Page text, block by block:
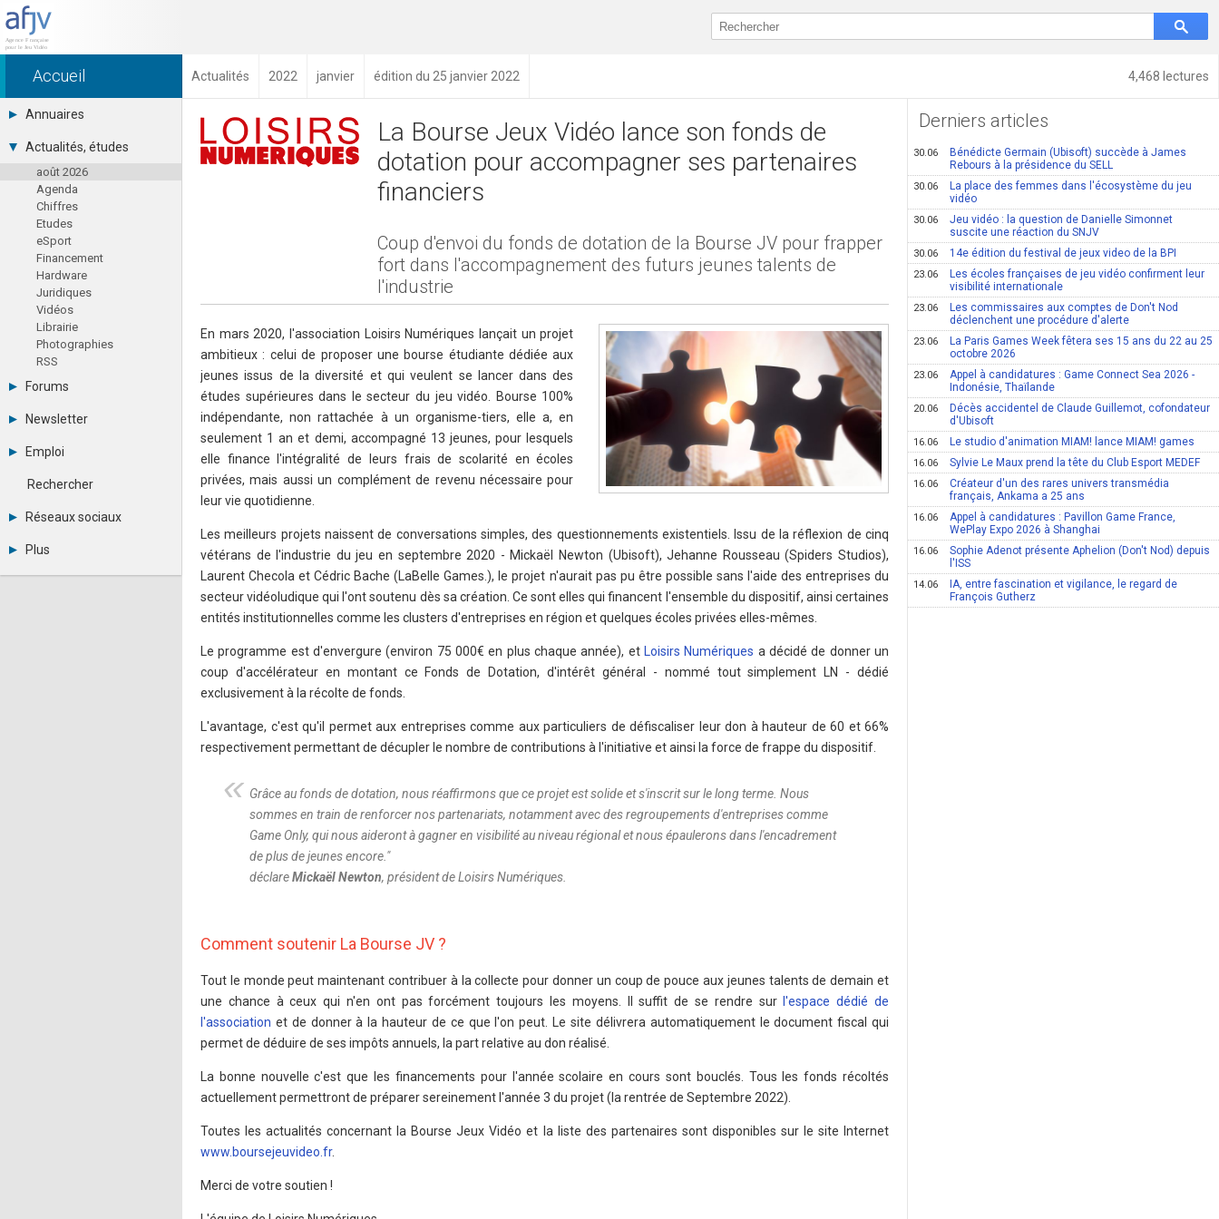
4,468 lectures
Accueil Actualités 2022 janvier édition du 25 janvier 2022
Annuaires
Toutes les sociétés (691)
Studios (418)
Editeurs (49)
Distributeurs (16)
Hard. / Accessoires (10)
Middlewares (15)
Prestataires (99)
Assoc. / Syndicats (21)
Formations / Ecoles (46)
Presse spécialisée (17)
Actualités, études
août 2026
Agenda
Chiffres
Etudes
eSport
Financement
Hardware
Juridiques
Vidéos
Librairie
Photographies
RSS
Forums
Tous les forums
Se connecter
Messages privés
Contacter un modérateur
Newsletter
Archives
Abonnement
Emploi
Consulter les annonces
Observatoire de l'emploi
Rechercher
Réseaux sociaux
LinkedIn
Plus
Annonceurs
La Bourse Jeux Vidéo lance son fonds de
dotation pour accompagner ses partenaires
financiers
Coup d'envoi du fonds de dotation de la Bourse JV pour frapper
fort dans l'accompagnement des futurs jeunes talents de
l'industrie
En mars 2020, l'association Loisirs Numériques lançait un projet
ambitieux : celui de proposer une bourse étudiante dédiée aux
jeunes issus de la diversité et qui veulent se lancer dans des
études supérieures dans le secteur du jeu vidéo. Bourse 100%
indépendante, non rattachée à un organisme-tiers, elle a, en
seulement 1 an et demi, accompagné 13 jeunes, pour lesquels
elle finance l'intégralité de leurs frais de scolarité en écoles
privées, mais aussi un complément de revenu nécessaire pour
leur vie quotidienne.
Les meilleurs projets naissent de conversations simples, des questionnements existentiels. Issu de la réflexion de cinq
vétérans de l'industrie du jeu en septembre 2020 - Mickaël Newton (Ubisoft), Jehanne Rousseau (Spiders Studios),
Laurent Checola et Cédric Bache (LaBelle Games.), le projet n'aurait pas pu être possible sans l'aide des entreprises du
secteur vidéoludique qui l'ont soutenu dès sa création. Ce sont elles qui financent l'ensemble du dispositif, ainsi certaines
entités institutionnelles comme les clusters d'entreprises en région et quelques écoles privées elles-mêmes.
Le programme est d'envergure (environ 75 000€ en plus chaque année), et Loisirs Numériques a décidé de donner un
coup d'accélérateur en montant ce Fonds de Dotation, d'intérêt général - nommé tout simplement LN - dédié
exclusivement à la récolte de fonds.
L'avantage, c'est qu'il permet aux entreprises comme aux particuliers de défiscaliser leur don à hauteur de 60 et 66%
respectivement permettant de décupler le nombre de contributions à l'initiative et ainsi la force de frappe du dispositif.
Grâce au fonds de dotation, nous réaffirmons que ce projet est solide et s'inscrit sur le long terme. Nous
sommes en train de renforcer nos partenariats, notamment avec des regroupements d'entreprises comme
Game Only, qui nous aideront à gagner en visibilité au niveau régional et nous épaulerons dans l'encadrement
de plus de jeunes encore. "
déclareMickaël Newton, président de Loisirs Numériques.
Comment soutenir La Bourse JV ?
Tout le monde peut maintenant contribuer à la collecte pour donner un coup de pouce aux jeunes talents de demain et
une chance à ceux qui n'en ont pas forcément toujours les moyens. Il suffit de se rendre sur l'espace dédié de
l'association et de donner à la hauteur de ce que l'on peut. Le site délivrera automatiquement le document fiscal qui
permet de déduire de ses impôts annuels, la part relative au don réalisé.
La bonne nouvelle c'est que les financements pour l'année scolaire en cours sont bouclés. Tous les fonds récoltés
actuellement permettront de préparer sereinement l'année 3 du projet (la rentrée de Septembre 2022).
Toutes les actualités concernant la Bourse Jeux Vidéo et la liste des partenaires sont disponibles sur le site Internet
www.boursejeuvideo.fr.
Merci de votre soutien !
Derniers articles
30.06
Bénédicte Germain (Ubisoft) succède à James
Rebours à la présidence du SELL
30.06
La place des femmes dans l'écosystème du jeu
vidéo
30.06
Jeu vidéo : la question de Danielle Simonnet
suscite une réaction du SNJV
30.06 14e édition du festival de jeux video de la BPI
23.06
Les écoles françaises de jeu vidéo confirment leur
visibilité internationale
23.06
Les commissaires aux comptes de Don't Nod
déclenchent une procédure d'alerte
23.06
La Paris Games Week fêtera ses 15 ans du 22 au 25
octobre 2026
23.06
Appel à candidatures : Game Connect Sea 2026 -
Indonésie, Thaïlande
20.06
Décès accidentel de Claude Guillemot, cofondateur
d'Ubisoft
16.06 Le studio d'animation MIAM! lance MIAM! games
16.06 Sylvie Le Maux prend la tête du Club Esport MEDEF
16.06
Créateur d'un des rares univers transmédia
français, Ankama a 25 ans
16.06
Appel à candidatures : Pavillon Game France,
WePlay Expo 2026 à Shanghai
16.06
Sophie Adenot présente Aphelion (Don't Nod) depuis
l'ISS
14.06
IA, entre fascination et vigilance, le regard de
François Gutherz